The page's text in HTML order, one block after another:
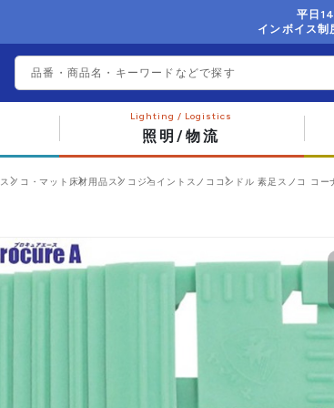
平日
インボイス制
照明/物流
スノコ・マット 床材用品スノコ ジョイントスノコ コンドル 素足スノコ コ